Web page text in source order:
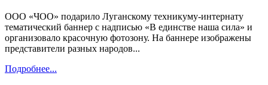
ООО «ЧОО» подарило Луганскому техникуму-интернату
тематический баннер с надписью «В единстве наша сила» и
организовало красочную фотозону. На баннере изображены
представители разных народов...
Подробнее...